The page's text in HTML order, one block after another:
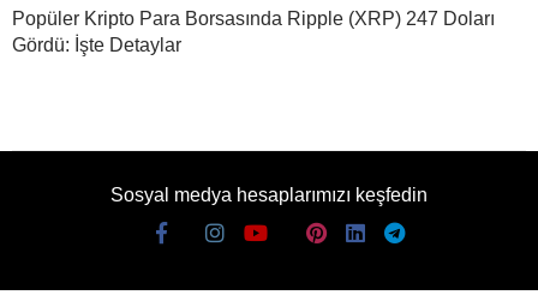
Popüler Kripto Para Borsasında Ripple (XRP) 247 Doları
Gördü: İşte Detaylar
Sosyal medya hesaplarımızı keşfedin